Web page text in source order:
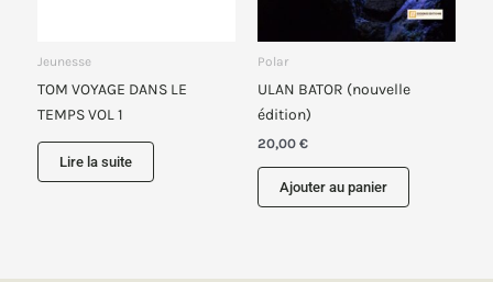
Jeunesse
TOM VOYAGE DANS LE
TEMPS VOL 1
Lire la suite
Polar
ULAN BATOR (nouvelle
édition)
20,00 €
Ajouter au panier